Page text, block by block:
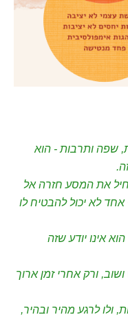
שפה ותרבות - הוא
את המסע חזרה אל
לא יכול להבטיח לו
אינו יודע שזה
ורק אחרי זמן ארוך
ולו לרגע מהיר ובהיר,